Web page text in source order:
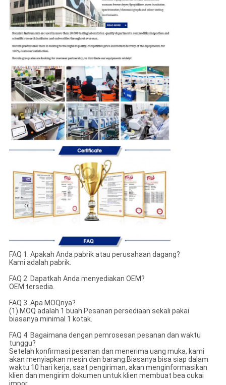
FAQ 1. Apakah Anda pabrik atau perusahaan dagang?
Kami adalah pabrik.
FAQ 2. Dapatkah Anda menyediakan OEM?
OEM tersedia.
FAQ 3. Apa MOQnya?
(1).MOQ adalah 1 buah.Pesanan persediaan sekali pakai
biasanya minimal 1 kotak.
FAQ 4. Bagaimana dengan pemrosesan pesanan dan waktu
tunggu?
Setelah konfirmasi pesanan dan menerima uang muka, kami
akan menyiapkan mesin dan barang.Biasanya bisa siap dalam
waktu 10 hari kerja, saat pengiriman, akan menginformasikan
klien dan mengirim dokumen untuk klien membuat bea cukai
impor.